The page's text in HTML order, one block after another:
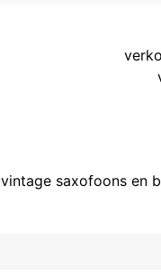
saxofoons en